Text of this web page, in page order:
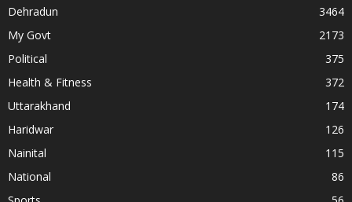
Dehradun
3464
My Govt
2173
Political
375
Health & Fitness
372
Uttarakhand
174
Haridwar
126
Nainital
115
National
86